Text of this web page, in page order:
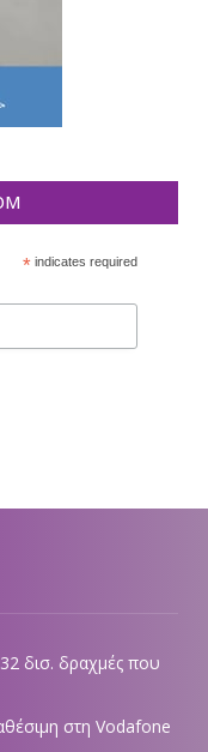
*indicates required
δισ. δραχμές που
στη Vodafone